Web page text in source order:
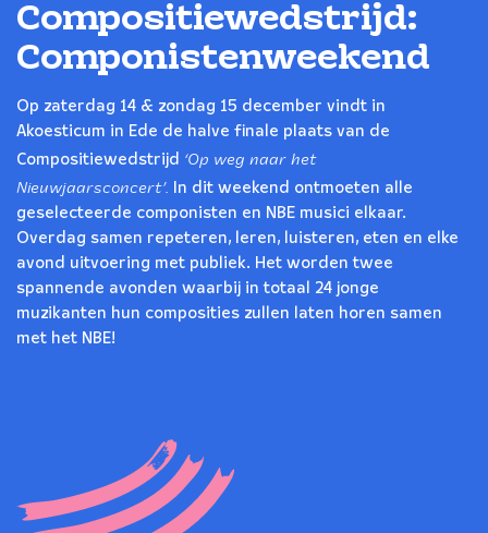
Compositiewedstrijd:
Componistenweekend
Op zaterdag 14 & zondag 15 december vindt in
Akoesticum in Ede de halve finale plaats van de
Compositiewedstrijd ‘Op weg naar het
Nieuwjaarsconcert’.
In dit weekend ontmoeten alle
geselecteerde componisten en NBE musici elkaar.
Overdag samen repeteren, leren, luisteren, eten en elke
avond uitvoering met publiek. Het worden twee
spannende avonden waarbij in totaal 24 jonge
muzikanten hun composities zullen laten horen samen
met het NBE!